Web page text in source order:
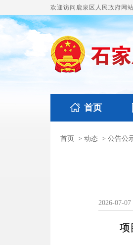
欢迎访问鹿泉区人民政府网站
首页
国务要闻
首页 > 动态 > 公告公
2026-07-07
项